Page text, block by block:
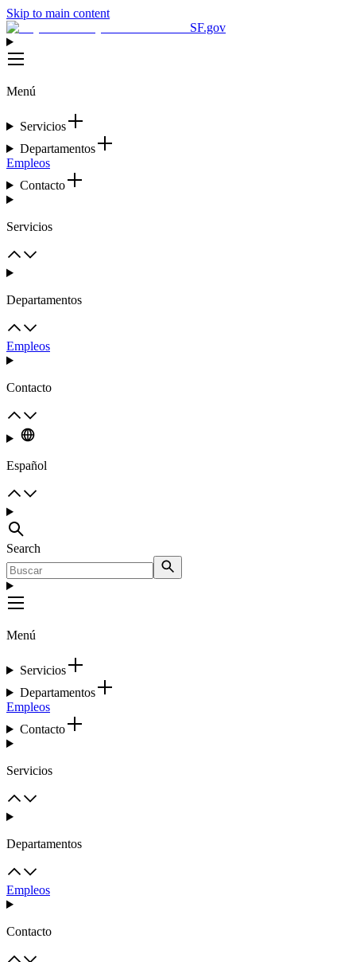
Skip to main content
SF.gov
Menú
Servicios
Departamentos
Empleos
Contacto
Servicios
Departamentos
Empleos
Contacto
Español
Search
Menú
Servicios
Departamentos
Empleos
Contacto
Servicios
Departamentos
Empleos
Contacto